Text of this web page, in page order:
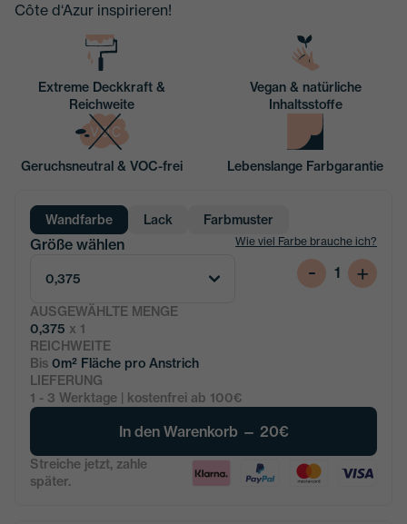
Côte d‘Azur inspirieren!
Extreme Deckkraft &
Reichweite
Vegan & natürliche
Inhaltsstoffe
Geruchsneutral & VOC-frei Lebenslange Farbgarantie
Wandfarbe Lack Farbmuster
Größe wählen
0,375
Wie viel Farbe brauche ich?
- 1 +
AUSGEWÄHLTE MENGE
0,375 x 1
REICHWEITE
Bis 0m² Fläche pro Anstrich
LIEFERUNG
1 - 3 Werktage | kostenfrei ab 100€
In den Warenkorb — 20€
Streiche jetzt, zahle
später.